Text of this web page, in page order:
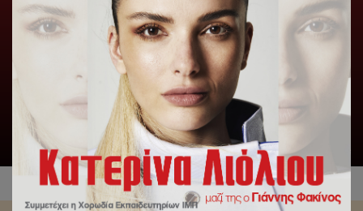
Αρχική / Tag:Ανακοινωθέντα Σεβασμιωτάτου,